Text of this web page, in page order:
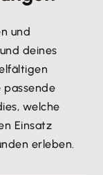
und
deines
passende
welche
Einsatz
erleben.